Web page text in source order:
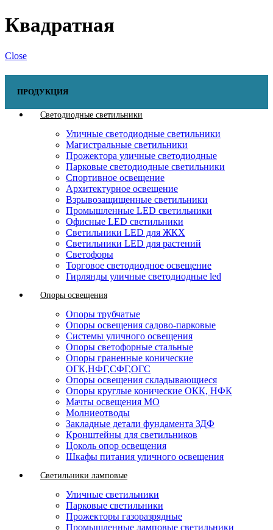
Квадратная
Close
ПРОДУКЦИЯ
Светодиодные светильники
Уличные светодиодные светильники
Магистральные светильники
Прожектора уличные светодиодные
Парковые светодиодные светильники
Спортивное освещение
Архитектурное освещение
Взрывозащищенные светильники
Промышленные LED светильники
Офисные LED светильники
Cветильники LED для ЖКХ
Светильники LED для растений
Светофоры
Торговое светодиодное освещение
Гирлянды уличные светодиодные led
Опоры освещения
Опоры трубчатые
Опоры освещения садово-парковые
Системы уличного освещения
Опоры светофорные стальные
Опоры граненные конические
ОГК,НФГ,СФГ,ОГС
Опоры освещения складывающиеся
Опоры круглые конические ОКК, НФК
Мачты освещения МО
Молниеотводы
Закладные детали фундамента ЗДФ
Кронштейны для светильников
Цоколь опор освещения
Шкафы питания уличного освещения
Светильники ламповые
Уличные светильники
Парковые светильники
Прожекторы газоразрядные
Промышленные ламповые светильники